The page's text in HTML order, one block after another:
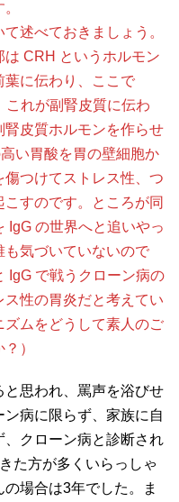
述べておきましょう。
CRH というホルモン
葉に伝わり、ここで
れが副腎皮質に伝わ
腎皮質ホルモンを作らせ
い胃酸を胃の壁細胞か
つけてストレス性、つ
すのです。ところが同
IgG の世界へと追いやっ
も気づいていないので
IgG で戦うクローン病の
性の胃炎だと考えてい
ムをどうして素人のご
）
思われ、罵声を浴びせ
病に限らず、家族に自
クローン病と診断され
た方が多くいらっしゃ
場合は3年でした。ま